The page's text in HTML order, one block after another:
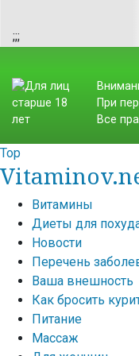
;;;
При
Все
Top
Витамины
Диеты для
Новости
Перечень
Ваша внешность
Как бросить
Питание
Массаж